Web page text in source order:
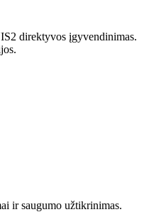
direktyvos įgyvendinimas.
ir saugumo užtikrinimas.